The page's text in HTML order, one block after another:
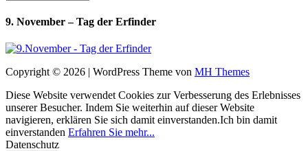
9. November – Tag der Erfinder
Copyright © 2026 | WordPress Theme von MH Themes
Diese Website verwendet Cookies zur Verbesserung des Erlebnisses
unserer Besucher. Indem Sie weiterhin auf dieser Website
navigieren, erklären Sie sich damit einverstanden.Ich bin damit
einverstanden Erfahren Sie mehr...
Datenschutz